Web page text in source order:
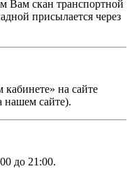
Вам скан транспортной
присылается через
на сайте
нашем сайте).
до 21:00.